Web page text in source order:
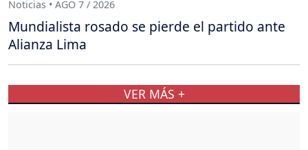
Noticias • AGO 7 / 2026
Mundialista rosado se pierde el partido ante
Alianza Lima
VER MÁS +